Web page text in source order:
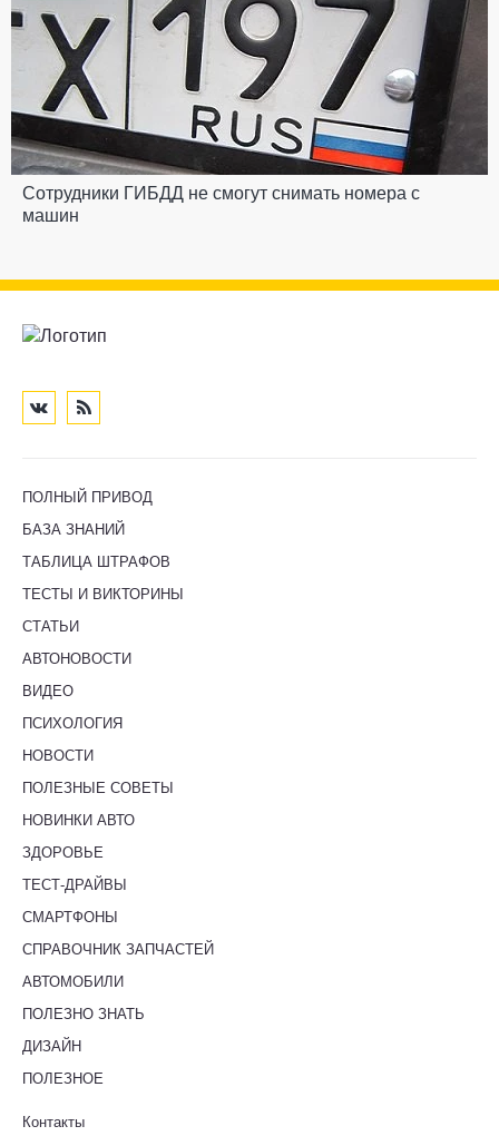
Сотрудники ГИБДД не смогут снимать номера с
машин
ПОЛНЫЙ ПРИВОД
БАЗА ЗНАНИЙ
ТАБЛИЦА ШТРАФОВ
ТЕСТЫ И ВИКТОРИНЫ
СТАТЬИ
АВТОНОВОСТИ
ВИДЕО
ПСИХОЛОГИЯ
НОВОСТИ
ПОЛЕЗНЫЕ СОВЕТЫ
НОВИНКИ АВТО
ЗДОРОВЬЕ
ТЕСТ-ДРАЙВЫ
СМАРТФОНЫ
СПРАВОЧНИК ЗАПЧАСТЕЙ
АВТОМОБИЛИ
ПОЛЕЗНО ЗНАТЬ
ДИЗАЙН
ПОЛЕЗНОЕ
Контакты